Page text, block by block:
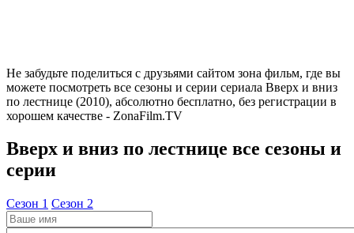
Не забудьте поделиться с друзьями сайтом зона фильм, где вы
можете посмотреть все сезоны и серии сериала Вверх и вниз
по лестнице (2010), абсолютно бесплатно, без регистрации в
хорошем качестве - ZonaFilm.TV
Вверх и вниз по лестнице все сезоны и
серии
Cезон 1 Cезон 2